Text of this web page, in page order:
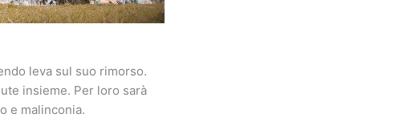
leva sul suo rimorso.
insieme. Per loro sarà
e malinconia.